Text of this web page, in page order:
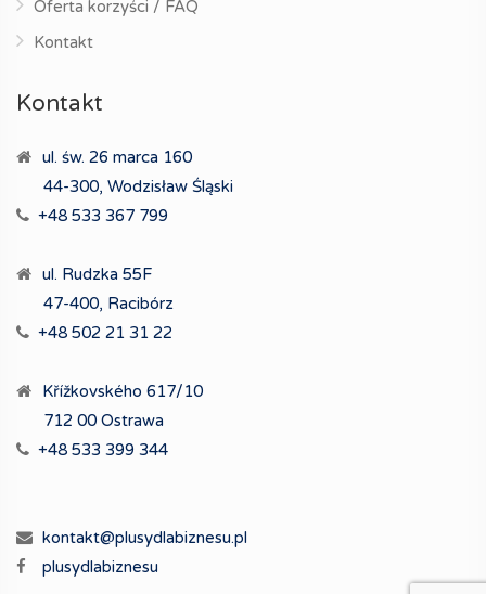
Oferta korzyści / FAQ
Kontakt
Kontakt
ul. św. 26 marca 160
44-300, Wodzisław Śląski
+48 533 367 799
ul. Rudzka 55F
47-400, Racibórz
+48 502 21 31 22
Křížkovského 617/10
712 00 Ostrawa
+48 533 399 344
kontakt@plusydlabiznesu.pl
plusydlabiznesu